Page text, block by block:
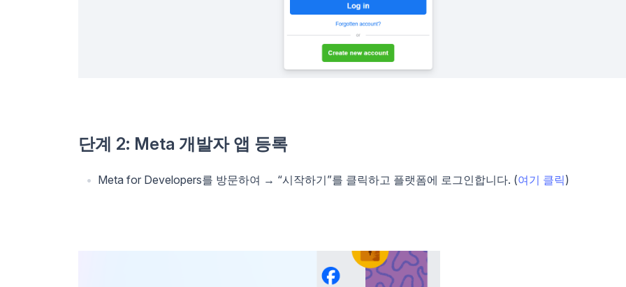
단계 2: Meta 개발자 앱 등록
Meta for Developers를 방문하여 → “시작하기”를 클릭하고 플랫폼에 로그인합니다. (여기 클릭)